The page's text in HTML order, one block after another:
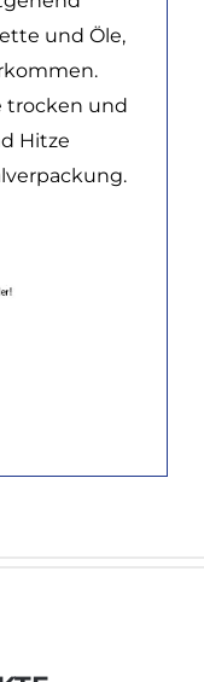
und Öle,
trocken und
Hitze